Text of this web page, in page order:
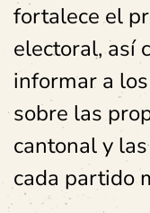
fortalece el
electoral, así
informar a
sobre las
cantonal y
cada partido